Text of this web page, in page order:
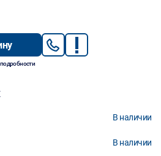
подробности
В наличии
В наличии